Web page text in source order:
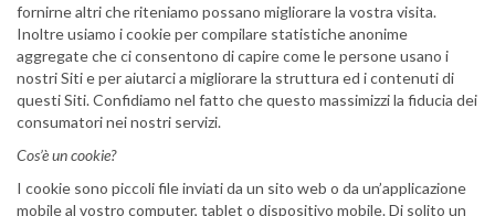
fornirne altri che riteniamo possano migliorare la vostra visita.
Inoltre usiamo i cookie per compilare statistiche anonime
aggregate che ci consentono di capire come le persone usano i
nostri Siti e per aiutarci a migliorare la struttura ed i contenuti di
questi Siti. Confidiamo nel fatto che questo massimizzi la fiducia dei
consumatori nei nostri servizi.
Cos’è un cookie?
I cookie sono piccoli file inviati da un sito web o da un’applicazione
mobile al vostro computer, tablet o dispositivo mobile. Di solito un